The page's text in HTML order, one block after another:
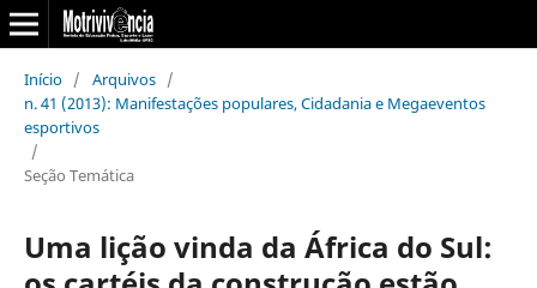
Início / Arquivos /
n. 41 (2013): Manifestações populares, Cidadania e Megaeventos
esportivos
/
Seção Temática
Uma lição vinda da África do Sul: